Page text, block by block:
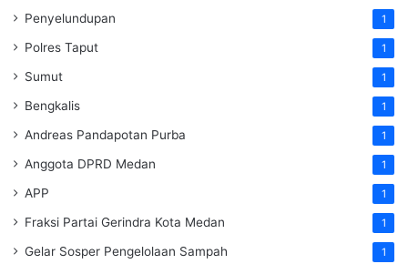
Penyelundupan 1
Polres Taput 1
Sumut 1
Bengkalis 1
Andreas Pandapotan Purba 1
Anggota DPRD Medan 1
APP 1
Fraksi Partai Gerindra Kota Medan 1
Gelar Sosper Pengelolaan Sampah 1